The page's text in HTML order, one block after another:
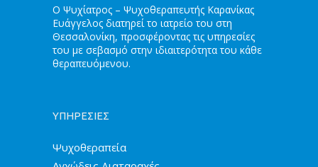
Ο Ψυχίατρος – Ψυχοθεραπευτής Καρανίκας
Ευάγγελος διατηρεί το ιατρείο του στη
Θεσσαλονίκη, προσφέροντας τις υπηρεσίες
του με σεβασμό στην ιδιαιτερότητα του κάθε
θεραπευόμενου.
ΥΠΗΡΕΣΙΕΣ
Ψυχοθεραπεία